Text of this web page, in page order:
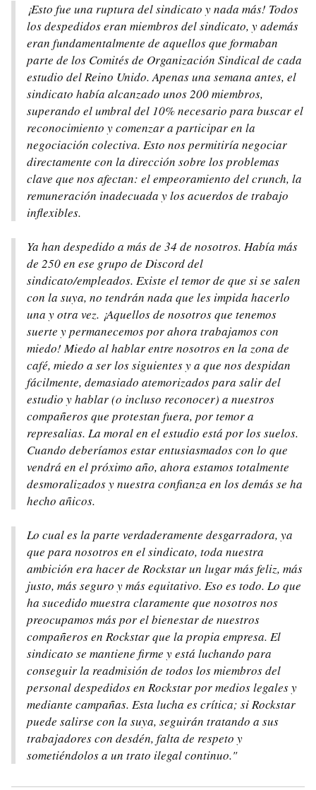
¡Esto fue una ruptura del sindicato y nada más! Todos
los despedidos eran miembros del sindicato, y además
eran fundamentalmente de aquellos que formaban
parte de los Comités de Organización Sindical de cada
estudio del Reino Unido. Apenas una semana antes, el
sindicato había alcanzado unos 200 miembros,
superando el umbral del 10% necesario para buscar el
reconocimiento y comenzar a participar en la
negociación colectiva. Esto nos permitiría negociar
directamente con la dirección sobre los problemas
clave que nos afectan: el empeoramiento delcrunch, la
remuneración inadecuada y los acuerdos de trabajo
inflexibles.
Ya han despedido a más de 34 de nosotros. Había más
de 250 en ese grupo de Discord del
sindicato/empleados. Existe el temor de que si se salen
con la suya, no tendrán nada que les impida hacerlo
una y otra vez. ¡Aquellos de nosotros que tenemos
suerte y permanecemos por ahora trabajamos con
miedo! Miedo al hablar entre nosotros en la zona de
café, miedo a ser los siguientes y a que nos despidan
fácilmente, demasiado atemorizados para salir del
estudio y hablar (o incluso reconocer) a nuestros
compañeros que protestan fuera, por temor a
represalias. La moral en el estudio está por los suelos.
Cuando deberíamos estar entusiasmados con lo que
vendrá en el próximo año, ahora estamos totalmente
desmoralizados y nuestra confianza en los demás se ha
hecho añicos.
Lo cual es la parte verdaderamente desgarradora, ya
que para nosotros en el sindicato, toda nuestra
ambición era hacer de Rockstar un lugar más feliz, más
justo, más seguro y más equitativo. Eso es todo. Lo que
ha sucedido muestra claramente que nosotros nos
preocupamos más por el bienestar de nuestros
compañeros en Rockstar que la propia empresa. El
sindicato se mantiene firme y está luchando para
conseguir la readmisión de todos los miembros del
personal despedidos en Rockstar por medios legales y
mediante campañas. Esta lucha es crítica; si Rockstar
puede salirse con la suya, seguirán tratando a sus
trabajadores con desdén, falta de respeto y
sometiéndolos a un trato ilegal continuo."